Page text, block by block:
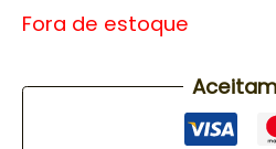
Fora de estoque